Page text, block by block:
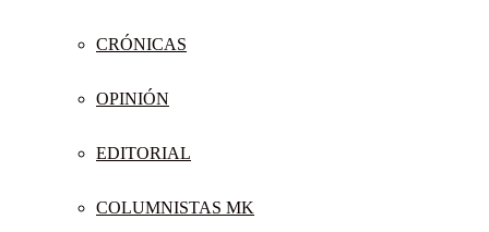
CRÓNICAS
OPINIÓN
EDITORIAL
COLUMNISTAS MK